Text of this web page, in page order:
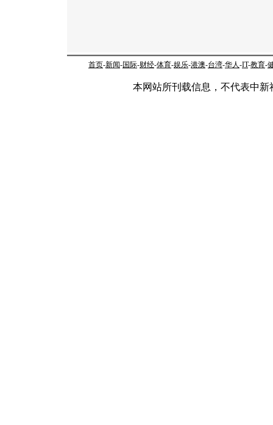
首页-新闻-国际-财经-体育-娱乐-港澳-台湾-华人-IT-教育-
本网站所刊载信息，不代表中